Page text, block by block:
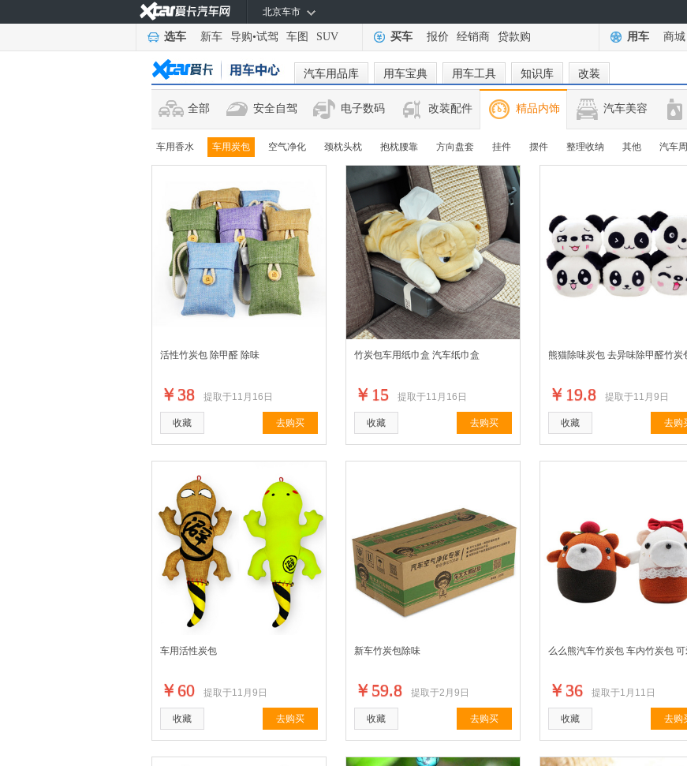
北京车市
选车 新车 导购•试驾 车图 SUV 买车 报价 经销商 贷款购 用车 商城
汽车用品库 用车宝典 用车工具 知识库 改装
全部 安全自驾 电子数码 改装配件 精品内饰 汽车美容
车用香水 车用炭包 空气净化 颈枕头枕 抱枕腰靠 方向盘套 挂件 摆件 整理收纳 其他 汽车
活性竹炭包 除甲醛 除味
￥38 提取于11月16日
收藏 去购买
竹炭包车用纸巾盒 汽车纸巾盒
￥15 提取于11月16日
收藏 去购买
熊猫除味炭包 去异味除甲醛竹炭
￥19.8 提取于11月9日
收藏 去购
车用活性炭包
￥60 提取于11月9日
收藏 去购买
新车竹炭包除味
￥59.8 提取于2月9日
收藏 去购买
么么熊汽车竹炭包 车内竹炭包
￥36 提取于1月11日
收藏 去购